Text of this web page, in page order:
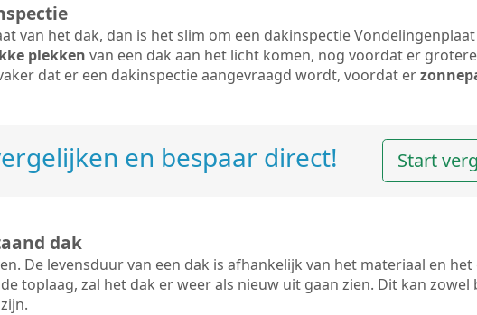
van het dak, dan is het slim om een dakinspectie
plekken van een dak aan het licht komen, nog voordat er
dat er een dakinspectie aangevraagd wordt, voordat er
en bespaar direct! Start
dak
De levensduur van een dak is afhankelijk van het materiaal en
toplaag, zal het dak er weer als nieuw uit gaan zien. Dit kan zowel